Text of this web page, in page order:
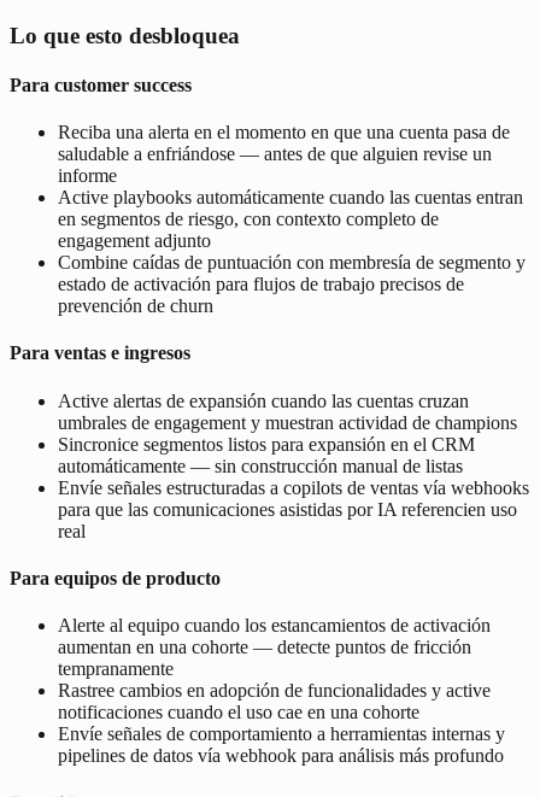
Lo que esto desbloquea
Para customer success
Reciba una alerta en el momento en que una cuenta pasa de
saludable a enfriándose — antes de que alguien revise un
informe
Active playbooks automáticamente cuando las cuentas entran
en segmentos de riesgo, con contexto completo de
engagement adjunto
Combine caídas de puntuación con membresía de segmento y
estado de activación para flujos de trabajo precisos de
prevención de churn
Para ventas e ingresos
Active alertas de expansión cuando las cuentas cruzan
umbrales de engagement y muestran actividad de champions
Sincronice segmentos listos para expansión en el CRM
automáticamente — sin construcción manual de listas
Envíe señales estructuradas a copilots de ventas vía webhooks
para que las comunicaciones asistidas por IA referencien uso
real
Para equipos de producto
Alerte al equipo cuando los estancamientos de activación
aumentan en una cohorte — detecte puntos de fricción
tempranamente
Rastree cambios en adopción de funcionalidades y active
notificaciones cuando el uso cae en una cohorte
Envíe señales de comportamiento a herramientas internas y
pipelines de datos vía webhook para análisis más profundo